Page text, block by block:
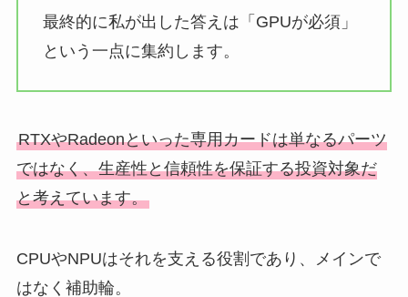
最終的に私が出した答えは「GPUが必須」
という一点に集約します。
RTXやRadeonといった専用カードは単なるパーツ
ではなく、生産性と信頼性を保証する投資対象だ
と考えています。
CPUやNPUはそれを支える役割であり、メインで
はなく補助輪。